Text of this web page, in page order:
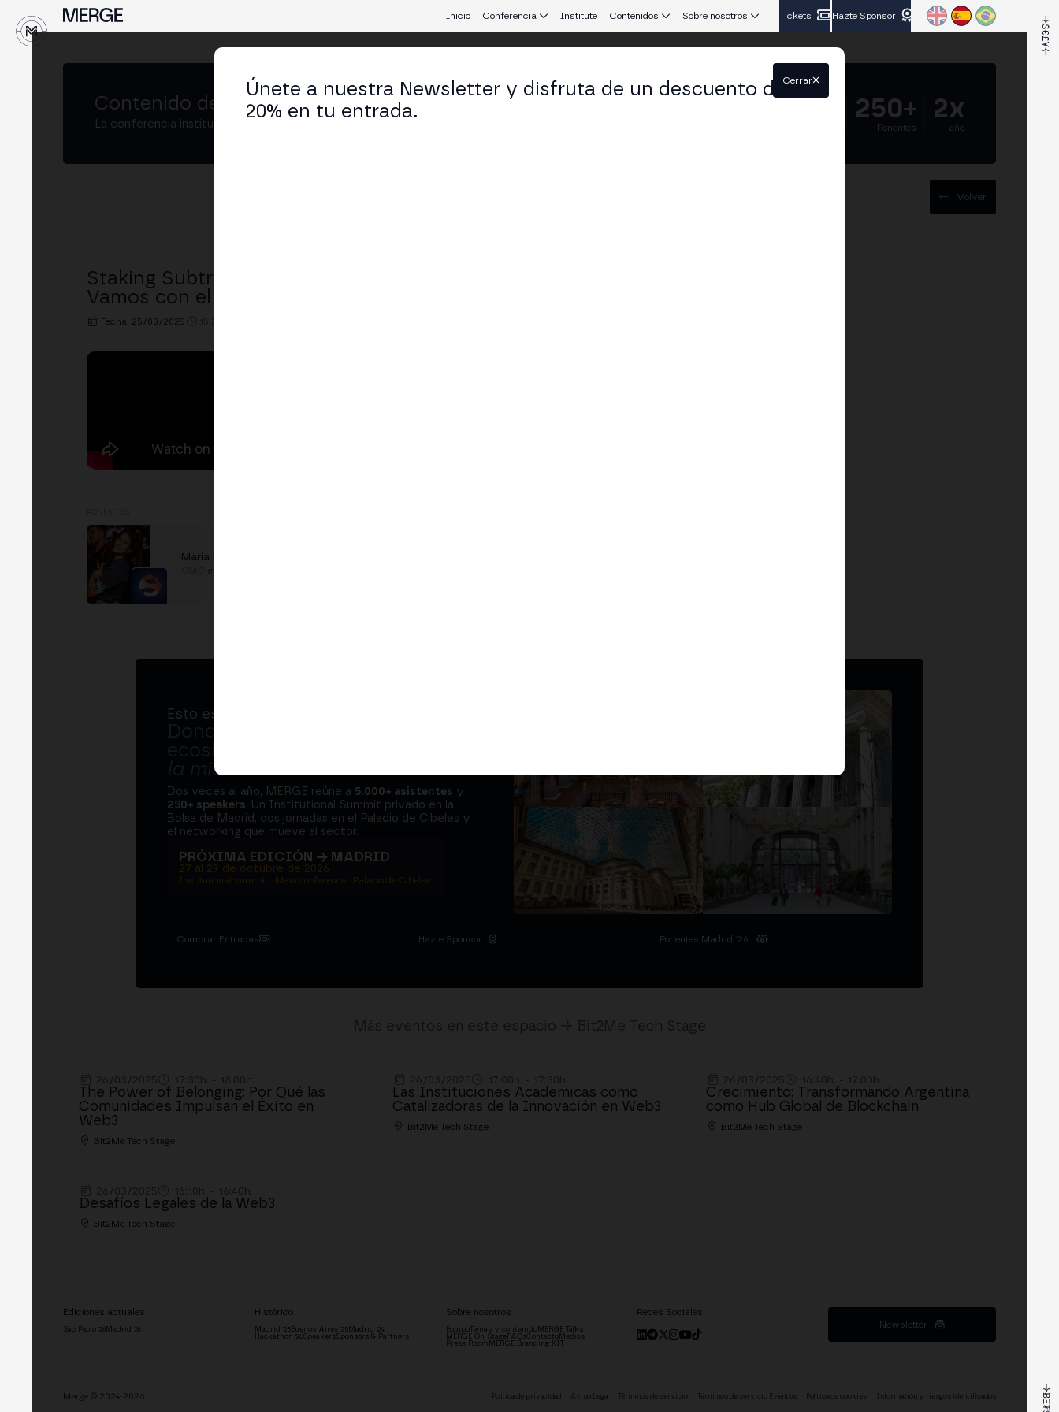
Inicio Conferencia Institute Contenidos Sobre nosotros Tickets Hazte Sponsor
Contenido de MERGE Buenos Aires
La conferencia institucional de cripto y Web3 que conecta Europa y Latinoamérica.
250+
Ponentes
2x
año
Volver
Staking Subtrack: "Panorama de los Nodos: Dónde Estamos y Hacia Dónde
Vamos con el Staking"
Fecha: 25/03/2025
María López Bernal
Esto es MERGE
Donde bancos, reguladores y el
ecosistema cripto se sientan en
la misma mesa
Dos veces al año, MERGE reúne a 5.000+ asistentes y
250+ speakers. Un Institutional Summit privado en la
Bolsa de Madrid, dos jornadas en el Palacio de Cibeles y
el networking que mueve al sector.
PRÓXIMA EDICIÓN → MADRID
27 al 29 de octubre de 2026
Institutional summit · Main conference · Palacio de Cibeles
Comprar Entradas Hazte Sponsor Ponentes Madrid '26
The Power of Belonging: Por Qué las
Comunidades Impulsan el Éxito en
Web3
Bit2Me Tech Stage
Las Instituciones Academicas como
Catalizadoras de la Innovación en Web3
Bit2Me Tech Stage
Crecimiento: Transformando Argentina
como Hub Global de Blockchain
Bit2Me Tech Stage
Desafíos Legales de la Web3
Bit2Me Tech Stage
Ediciones actuales
São Paulo '26 Madrid '26
Histórico
Madrid '25Buenos Aires '25Madrid '24
Hackathon '26 SpeakersSponsors & Partners
Sobre nosotros
EquipoTemas y contenidoMERGE Talks
MERGE On StageFAQsContactoMedios
Press Room MERGE Branding KIT
Redes Sociales
Newsletter
Únete a nuestra Newsletter y disfruta de un descuento del
20% en tu entrada.
Cerrar
Merge © 2024-2026 Política de privacidad Aviso Legal Términos de servicio Términos de servicio Eventos Política de cookies Información y riesgos identificados